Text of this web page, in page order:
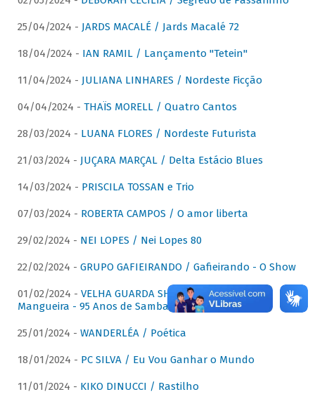
25/04/2024 - JARDS MACALÉ / Jards Macalé 72
18/04/2024 - IAN RAMIL / Lançamento "Tetein"
11/04/2024 - JULIANA LINHARES / Nordeste Ficção
04/04/2024 - THAÏS MORELL / Quatro Cantos
28/03/2024 - LUANA FLORES / Nordeste Futurista
21/03/2024 - JUÇARA MARÇAL / Delta Estácio Blues
14/03/2024 - PRISCILA TOSSAN e Trio
07/03/2024 - ROBERTA CAMPOS / O amor liberta
29/02/2024 - NEI LOPES / Nei Lopes 80
22/02/2024 - GRUPO GAFIEIRANDO / Gafieirando - O Show
01/02/2024 - VELHA GUARDA SHOW DA MANGUEIRA /
Mangueira - 95 Anos de Samba
25/01/2024 - WANDERLÉA / Poética
18/01/2024 - PC SILVA / Eu Vou Ganhar o Mundo
11/01/2024 - KIKO DINUCCI / Rastilho